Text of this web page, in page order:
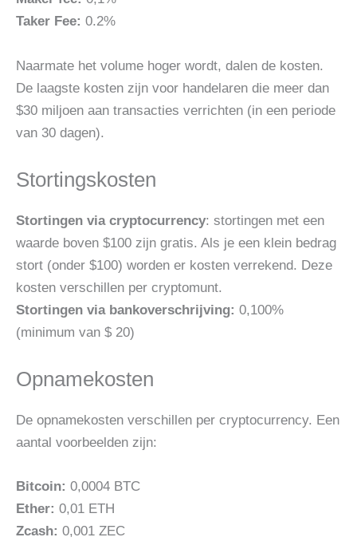
Taker Fee: 0.2%
Naarmate het volume hoger wordt, dalen de kosten.
De laagste kosten zijn voor handelaren die meer dan
$30 miljoen aan transacties verrichten (in een periode
van 30 dagen).
Stortingskosten
Stortingen via cryptocurrency: stortingen met een
waarde boven $100 zijn gratis. Als je een klein bedrag
stort (onder $100) worden er kosten verrekend. Deze
kosten verschillen per cryptomunt.
Stortingen via bankoverschrijving: 0,100%
(minimum van $ 20)
Opnamekosten
De opnamekosten verschillen per cryptocurrency. Een
aantal voorbeelden zijn:
Bitcoin: 0,0004 BTC
Ether: 0,01 ETH
Zcash: 0,001 ZEC